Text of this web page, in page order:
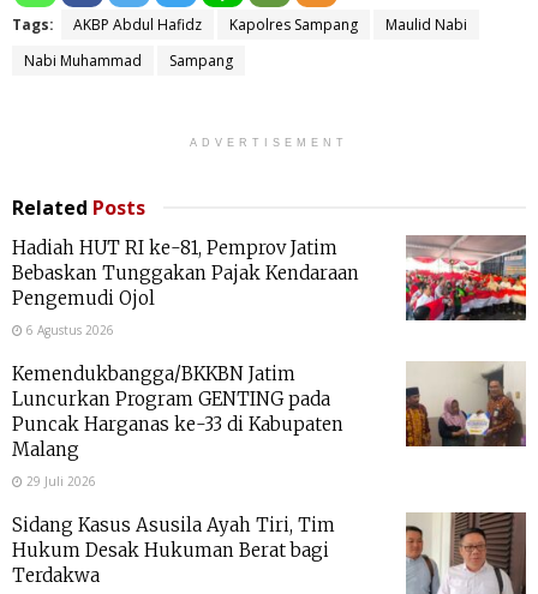
Tags: AKBP Abdul Hafidz Kapolres Sampang
Maulid Nabi
Nabi Muhammad
Sampang
ADVERTISEMENT
Related Posts
Hadiah HUT RI ke-81, Pemprov Jatim
Bebaskan Tunggakan Pajak Kendaraan
Pengemudi Ojol
6 Agustus 2026
Kemendukbangga/BKKBN Jatim
Luncurkan Program GENTING pada
Puncak Harganas ke-33 di Kabupaten
Malang
29 Juli 2026
Sidang Kasus Asusila Ayah Tiri, Tim
Hukum Desak Hukuman Berat bagi
Terdakwa